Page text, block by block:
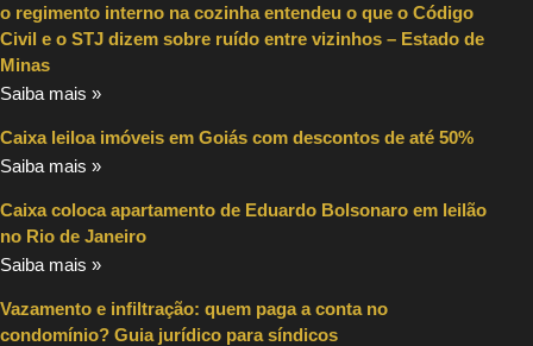
o regimento interno na cozinha entendeu o que o Código
Civil e o STJ dizem sobre ruído entre vizinhos – Estado de
Minas
Saiba mais »
Caixa leiloa imóveis em Goiás com descontos de até 50%
Saiba mais »
Caixa coloca apartamento de Eduardo Bolsonaro em leilão
no Rio de Janeiro
Saiba mais »
Vazamento e infiltração: quem paga a conta no
condomínio? Guia jurídico para síndicos